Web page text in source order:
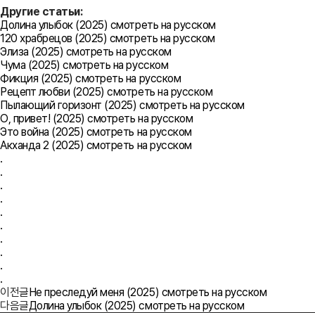
Другие статьи:
Долина улыбок (2025) смотреть на русском
120 храбрецов (2025) смотреть на русском
Элиза (2025) смотреть на русском
Чума (2025) смотреть на русском
Фикция (2025) смотреть на русском
Рецепт любви (2025) смотреть на русском
Пылающий горизонт (2025) смотреть на русском
О, привет! (2025) смотреть на русском
Это война (2025) смотреть на русском
Акханда 2 (2025) смотреть на русском
.
.
.
.
.
.
.
.
.
.
이전글Не преследуй меня (2025) смотреть на русском
다음글Долина улыбок (2025) смотреть на русском